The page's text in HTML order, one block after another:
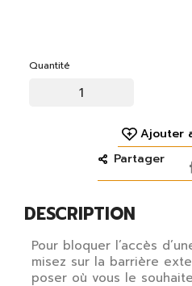
DESCRIPTION
Pour bloquer l’accès
misez sur la barrière
poser où vous le
Quantité
Ajouter
Partager